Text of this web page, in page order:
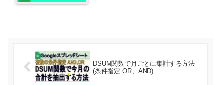
DSUM関数で月ごとに集計する方法
(条件指定 OR、AND)